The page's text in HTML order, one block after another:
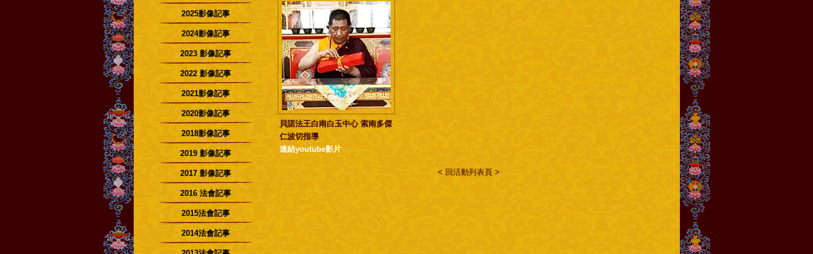
2025影像記事
2024影像記事
2023 影像記事
2022 影像記事
2021影像記事
2020影像記事
2018影像記事
2019 影像記事
2017 影像記事
2016 法會記事
2015法會記事
2014法會記事
貝諾法王白南白玉中心 索南多傑
仁波切指導
連結youtube影片
< 回活動列表頁 >